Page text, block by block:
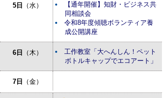
5日 （水）
【通年開催】知財・ビジネス共
同相談会
令和8年度傾聴ボランティア養
成公開講座
6日 （木）
工作教室「大へんしん！ペット
ボトルキャップでエコアート」
7日 （金）